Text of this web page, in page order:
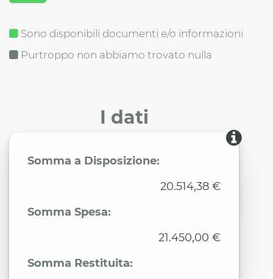
Sono disponibili documenti e/o informazioni
Purtroppo non abbiamo trovato nulla
I dati
Somma a Disposizione:
20.514,38 €
Somma Spesa:
21.450,00 €
Somma Restituita: